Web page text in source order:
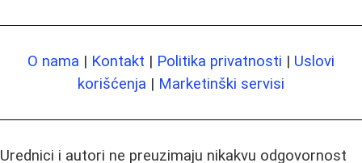
O nama | Kontakt | Politika privatnosti | Uslovi
korišćenja | Marketinški servisi
Urednici i autori ne preuzimaju nikakvu odgovornost